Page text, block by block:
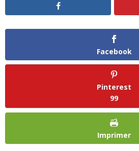
Facebook
Pinterest
99
Imprimer